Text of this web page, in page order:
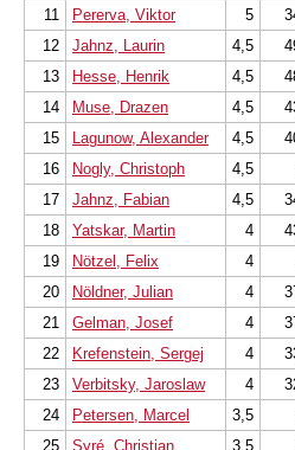
11
Pererva, Viktor 5
12
Jahnz, Laurin 4,5
13
Hesse, Henrik 4,5
14
Muse, Drazen 4,5
15
Lagunow, Alexander 4,5
16
Nogly, Christoph 4,5
17
Jahnz, Fabian 4,5
18
Yatskar, Martin 4
19
Nötzel, Felix 4
20
Nöldner, Julian 4
21
Gelman, Josef 4
22
Krefenstein, Sergej 4
23
Verbitsky, Jaroslaw 4
24
Petersen, Marcel 3,5
25
Syré, Christian 3,5